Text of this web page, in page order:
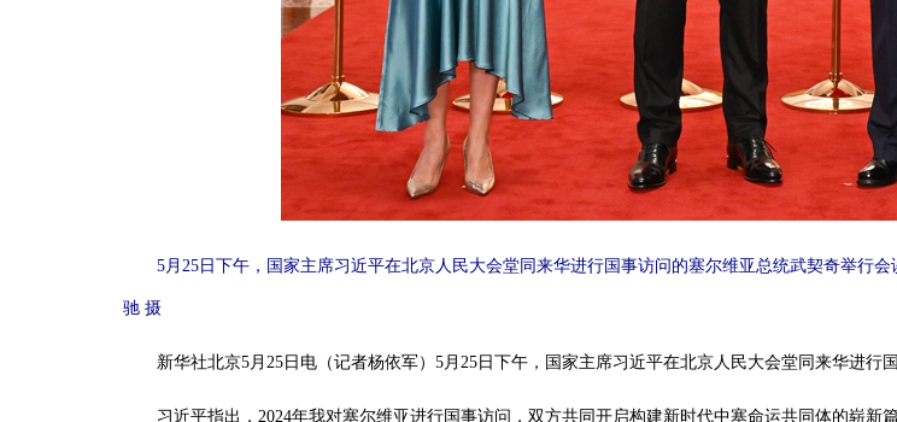
5月25日下午，国家主席习近平在北京人民大会堂同来华进行国事访问的塞尔维亚总统武契奇举行
驰摄
新华社北京5月25日电（记者杨依军）5月25日下午，国家主席习近平在北京人民大会堂同来华进行
习近平指出，2024年我对塞尔维亚进行国事访问，双方共同开启构建新时代中塞命运共同体的崭新